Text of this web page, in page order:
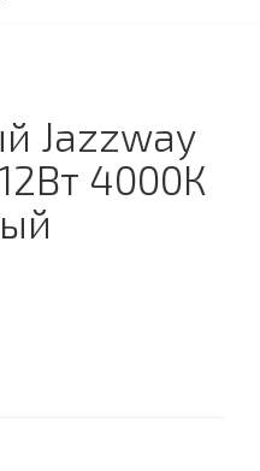
Jazzway
4000К